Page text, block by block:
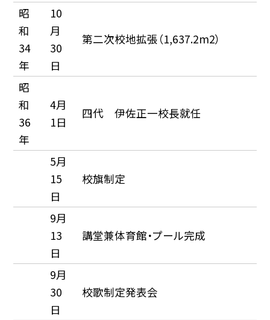
昭
和
34
年
10
月
30
日
第二次校地拡張（1,637.2m2）
昭
和
36
年
4月
1日
四代 伊佐正一校長就任
5月
15
日
校旗制定
9月
13
日
講堂兼体育館・プール完成
9月
30
日
校歌制定発表会